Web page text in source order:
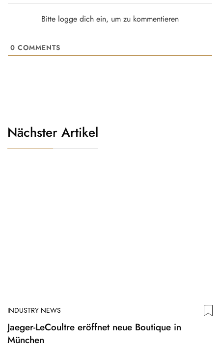
Bitte logge dich ein, um zu kommentieren
0 COMMENTS
Nächster Artikel
INDUSTRY NEWS
Jaeger-LeCoultre eröffnet neue Boutique in
München